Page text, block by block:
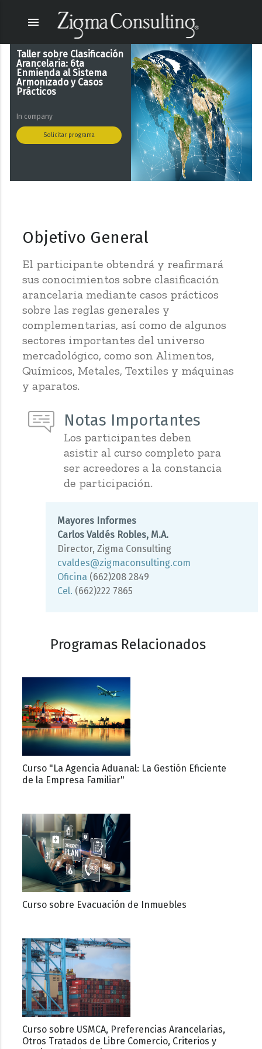
menu
Taller sobre Clasificación
Arancelaria: 6ta
Enmienda al Sistema
Armonizado y Casos
Prácticos
In company
Solicitar programa
Objetivo General
El participante obtendrá y reafirmará
sus conocimientos sobre clasificación
arancelaria mediante casos prácticos
sobre las reglas generales y
complementarias, así como de algunos
sectores importantes del universo
mercadológico, como son Alimentos,
Químicos, Metales, Textiles y máquinas
y aparatos.
Notas Importantes
Los participantes deben
asistir al curso completo para
ser acreedores a la constancia
de participación.
Mayores Informes
Carlos Valdés Robles, M.A.
Director, Zigma Consulting
cvaldes@zigmaconsulting.com
Oficina (662)208 2849
Cel. (662)222 7865
Programas Relacionados
Curso "La Agencia Aduanal: La Gestión Eficiente
de la Empresa Familiar"
Curso sobre Evacuación de Inmuebles
Curso sobre USMCA, Preferencias Arancelarias,
Otros Tratados de Libre Comercio, Criterios y